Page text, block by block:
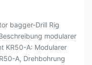
bagger-Drill Rig
modularer
KR50-A: Modularer
A, Drehbohrung